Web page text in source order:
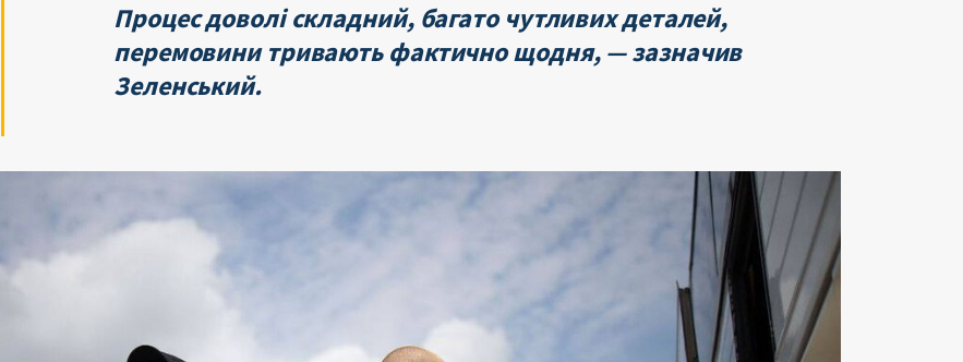
Процес доволі складний, багато чутливих деталей,
перемовини тривають фактично щодня, — зазначив
Зеленський.